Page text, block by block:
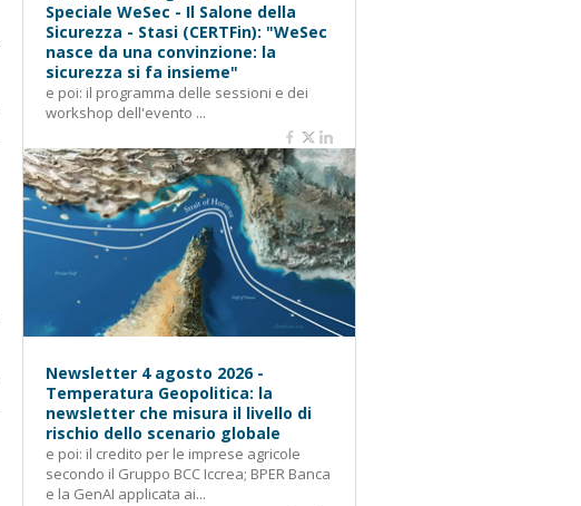
Speciale WeSec - Il Salone della
Sicurezza - Stasi (CERTFin): "WeSec
nasce da una convinzione: la
sicurezza si fa insieme"
e poi: il programma delle sessioni e dei
workshop dell'evento ...
Newsletter 4 agosto 2026 -
Temperatura Geopolitica: la
newsletter che misura il livello di
rischio dello scenario globale
e poi: il credito per le imprese agricole
secondo il Gruppo BCC Iccrea; BPER Banca
e la GenAI applicata ai...